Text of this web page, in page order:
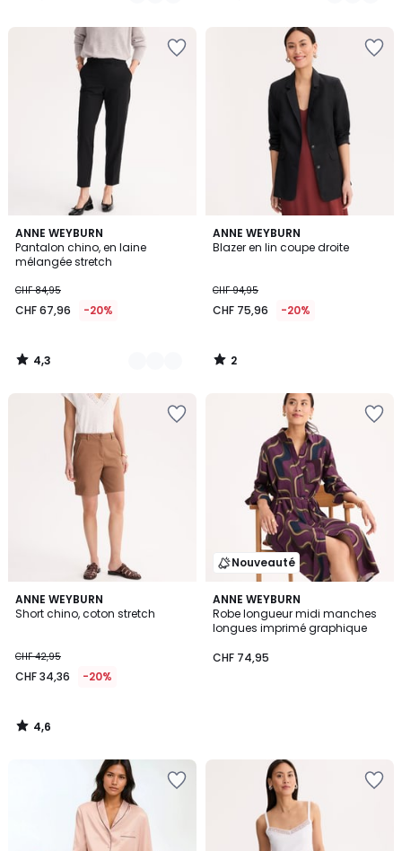
ANNE WEYBURN
Pantalon chino, en laine
mélangée stretch
CHF 84,95
CHF 67,96 -20%
4,3
/ 5
2
Couleurs
4,3
/
ANNE WEYBURN
Blazer en lin coupe droite
CHF 94,95
CHF 75,96 -20%
2
/
2
/
ANNE WEYBURN
Short chino, coton stretch
CHF 42,95
CHF 34,36 -20%
4,6
/ 5
4,6
/
Nouveauté
ANNE WEYBURN
Robe longueur midi manches
longues imprimé graphique
CHF 74,95